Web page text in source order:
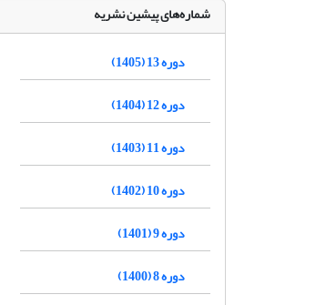
شماره‌های پیشین نشریه
دوره 13 (1405)
دوره 12 (1404)
دوره 11 (1403)
دوره 10 (1402)
دوره 9 (1401)
دوره 8 (1400)